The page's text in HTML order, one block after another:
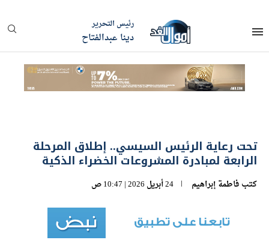
رئيس التحرير
دينا عبدالفتاح
تحت رعاية الرئيس السيسي.. إطلاق المرحلة
الرابعة لمبادرة المشروعات الخضراء الذكية
كتب فاطمة إبراهيم 24 أبريل 2026 | 10:47 ص